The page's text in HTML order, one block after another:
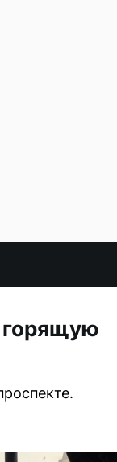
горящую